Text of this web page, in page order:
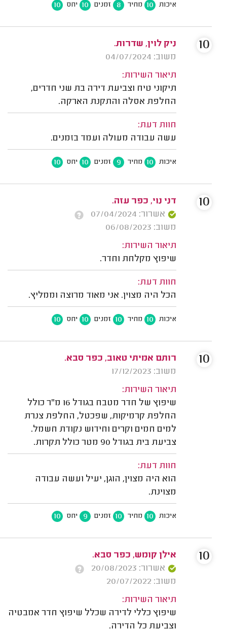
איכות 10 מחיר 8 זמנים 10 יחס 10
ניק לוין, שדרות.
משוב: 04/07/2024
תיאור השירות:
תיקוני טיח וצביעת דירה בת שני חדרים,
החלפת אסלה והתקנת הארקה.
חוות דעת:
עשה עבודה מעולה ועמד בזמנים.
איכות 10 מחיר 9 זמנים 10 יחס 10
10
דני נוי, כפר עזה.
אשרור: 07/04/2024
משוב: 06/08/2023
תיאור השירות:
שיפוץ מקלחת וחדר.
חוות דעת:
הכל היה מצוין. אני מאוד מרוצה וממליץ.
איכות 10 מחיר 10 זמנים 10 יחס 10
10
רותם אמיתי טאוב, כפר סבא.
משוב: 17/12/2023
תיאור השירות:
שיפוץ של חדר מטבח בגודל 16 מ"ר כולל
החלפת קרמיקות, שפכטל, החלפת צנרת
למים חמים וקרים וחידוש נקודת חשמל.
צביעת בית בגודל 90 מטר כולל תקרות.
חוות דעת:
הוא היה מצוין, הוגן, יעיל ועשה עבודה
מצוינת.
איכות 10 מחיר 10 זמנים 9 יחס 10
10
אילן קומש, כפר סבא.
אשרור: 20/08/2023
משוב: 20/07/2022
תיאור השירות:
שיפוץ כללי לדירה שכלל שיפוץ חדר אמבטיה
וצביעת כל הדירה.
10